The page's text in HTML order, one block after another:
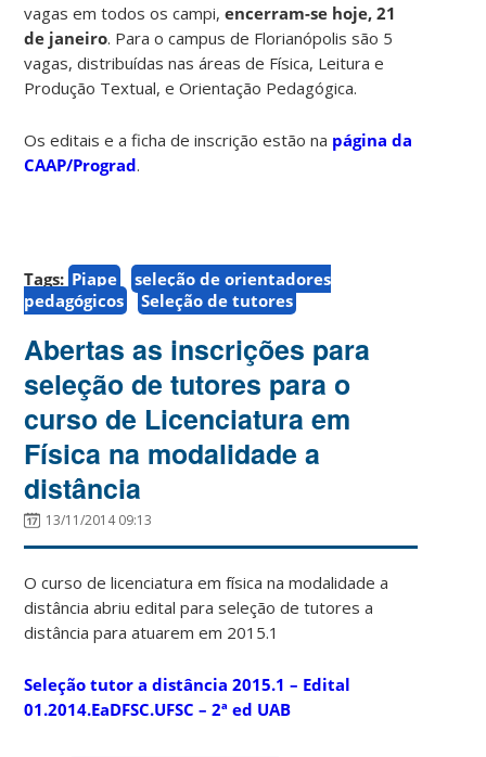
vagas em todos os campi,encerram-se hoje, 21
de janeiro. Para o campus de Florianópolis são 5
vagas, distribuídas nas áreas de Física, Leitura e
Produção Textual, e Orientação Pedagógica.
Os editais e a ficha de inscrição estão na página da
CAAP/Prograd.
Tags: Piape
seleção de orientadores
pedagógicos
Seleção de tutores
Abertas as inscrições para
seleção de tutores para o
curso de Licenciatura em
Física na modalidade a
distância
13/11/2014 09:13
O curso de licenciatura em física na modalidade a
distância abriu edital para seleção de tutores a
distância para atuarem em 2015.1
Seleção tutor a distância 2015.1 – Edital
01.2014.EaDFSC.UFSC – 2ª ed UAB